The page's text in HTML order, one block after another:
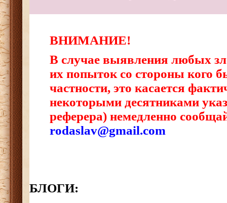
ВНИМАНИЕ!
В случае выявления любых
их попыток со стороны кого
частности, это касается
некоторыми десятниками
реферера) немедленно
rodaslav@gmail.com
БЛОГИ: